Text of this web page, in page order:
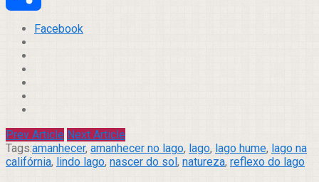
Compartilhar
Facebook
Prev Article Next Article
Tags:amanhecer, amanhecer no lago, lago, lago hume, lago na
califórnia, lindo lago, nascer do sol, natureza, reflexo do lago